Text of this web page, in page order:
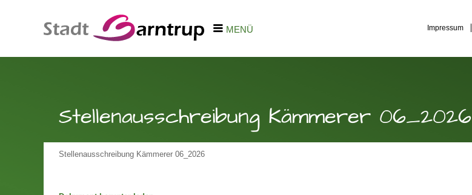
MENÜ Impressum
Stellenausschreibung Kämmerer 06_2026
Stellenausschreibung Kämmerer 06_2026